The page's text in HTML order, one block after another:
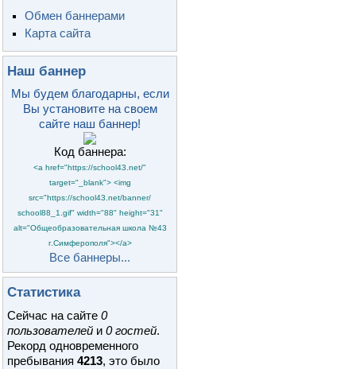
Обмен баннерами
Карта сайта
Наш баннер
Мы будем благодарны, если
Вы установите на своем
сайте наш баннер!
Код баннера:
<a href="https://school43.net/"
target="_blank"> <img
src="https://school43.net/banner/
school88_1.gif" width="88" height="31"
alt="Общеобразовательная школа №43
г.Симферополя"></a>
Все баннеры...
Статистика
Сейчас на сайте 0
пользователей и 0 гостей.
Рекорд одновременного
пребывания 4213, это было